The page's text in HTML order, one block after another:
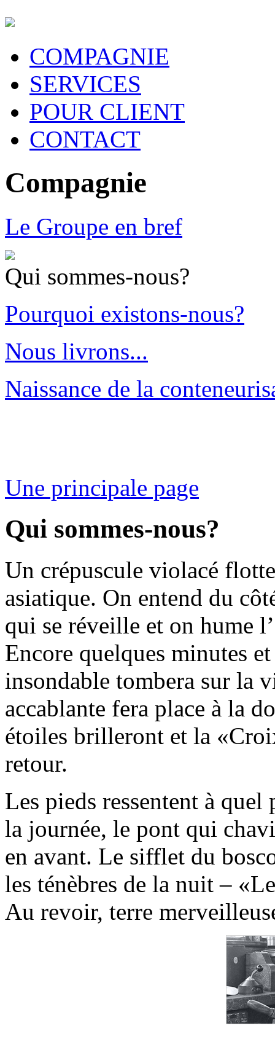
COMPAGNIE
SERVICES
POUR CLIENT
CONTACT
Compagnie
Le Groupe en bref
Qui sommes-nous?
Pourquoi existons-nous?
Nous livrons...
Naissance de la
Une principale page
Qui sommes-nous?
Un crépuscule violacé
asiatique. On entend du
qui se réveille et on hume
Encore quelques minutes
insondable tombera sur la
accablante fera place à la
étoiles brilleront et la
retour.
Les pieds ressentent à quel
la journée, le pont qui
en avant. Le sifflet du
les ténèbres de la nuit –
Au revoir, terre